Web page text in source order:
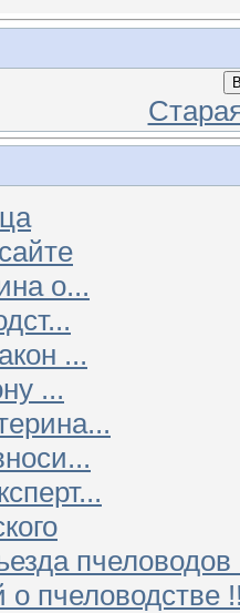
о...
...
...
о пчеловодстве